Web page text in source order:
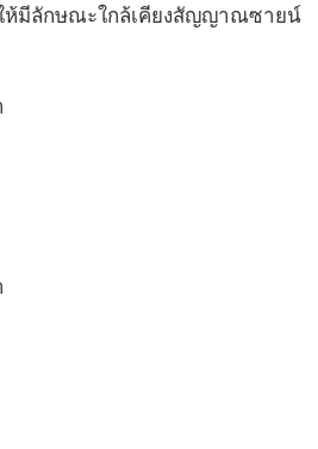
ห้มีลักษณะใกล้เคียงสัญญาณซายน์